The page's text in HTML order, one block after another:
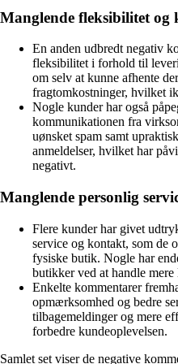
Manglende fleksibilitet
En anden udbredt negativ
fleksibilitet i forhold til
om selv at kunne afhente
fragtomkostninger, hvilket
Nogle kunder har også
kommunikationen fra
uønsket spam samt
anmeldelser, hvilket har
negativt.
Manglende personlig
Flere kunder har givet
service og kontakt, som de
fysiske butik. Nogle har
butikker ved at handle
Enkelte kommentarer
opmærksomhed og bedre
tilbagemeldinger og mere
forbedre kundeoplevelsen.
Samlet set viser de negative